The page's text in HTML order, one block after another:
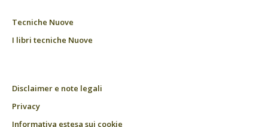
Tecniche Nuove
I libri tecniche Nuove
Disclaimer e note legali
Privacy
Informativa estesa sui cookie